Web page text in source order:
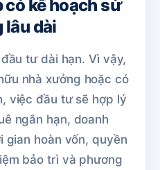
có kế hoạch sử
lâu dài
tư dài hạn. Vì vậy,
nhà xưởng hoặc có
việc đầu tư sẽ hợp lý
ngắn hạn, doanh
gian hoàn vốn, quyền
bảo trì và phương